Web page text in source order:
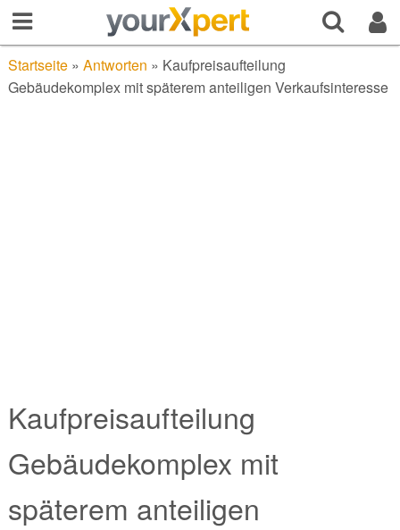
Startseite» Antworten » Kaufpreisaufteilung
Gebäudekomplex mit späterem anteiligen Verkaufsinteresse
Kaufpreisaufteilung
Gebäudekomplex mit
späterem anteiligen